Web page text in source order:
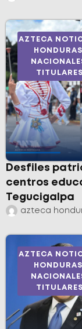
AZTECA
HONDURAS
TITULARES
Desfiles
centros
Tegucigalpa
azteca
AZTECA
HONDURAS
TITULARES